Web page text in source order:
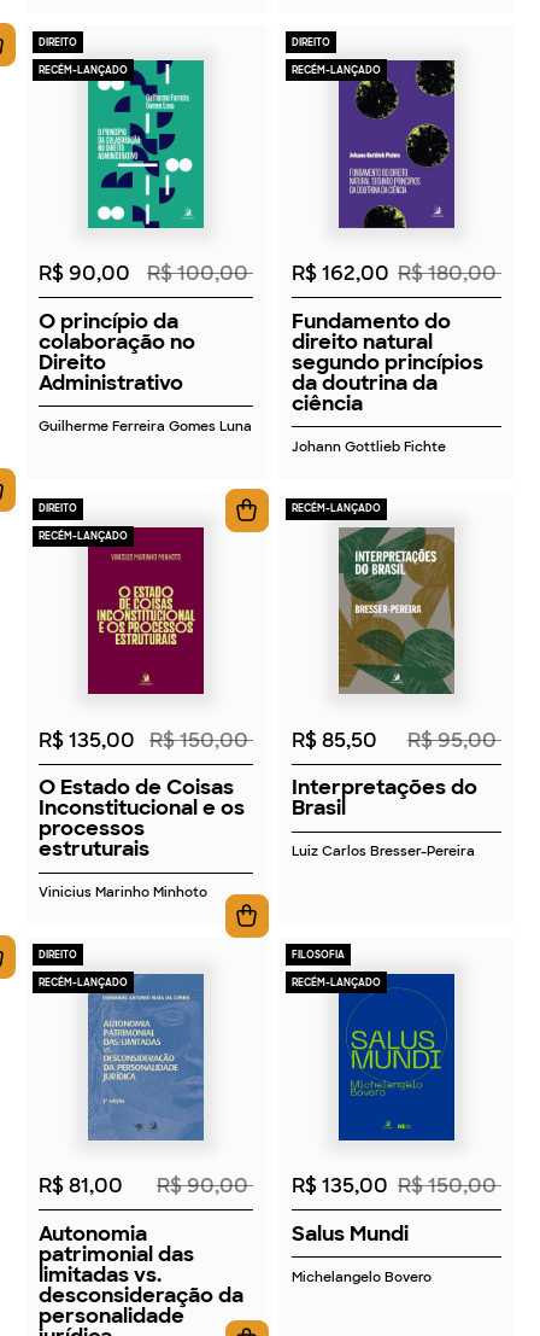
DIREITO
RECÉM-LANÇADO
2026
R$ 90,00
R$ 100,00
O princípio da
colaboração no
Direito
Administrativo
Guilherme Ferreira Gomes Luna
DIREITO
RECÉM-LANÇADO
2026
R$ 162,00 R$ 180,00
Fundamento do
direito natural
segundo princípios
da doutrina da
ciência
Johann Gottlieb Fichte
DIREITO
RECÉM-LANÇADO
2026
R$ 135,00 R$ 150,00
O Estado de Coisas
Inconstitucional e os
processos
estruturais
Vinicius Marinho Minhoto
RECÉM-LANÇADO
2026
R$ 85,50
R$ 95,00
Interpretações do
Brasil
Luiz Carlos Bresser-Pereira
DIREITO
RECÉM-LANÇADO
2026
R$ 81,00
R$ 90,00
Autonomia
patrimonial das
limitadas vs.
desconsideração da
personalidade
FILOSOFIA
RECÉM-LANÇADO
2026
R$ 135,00 R$ 150,00
Salus Mundi
Michelangelo Bovero